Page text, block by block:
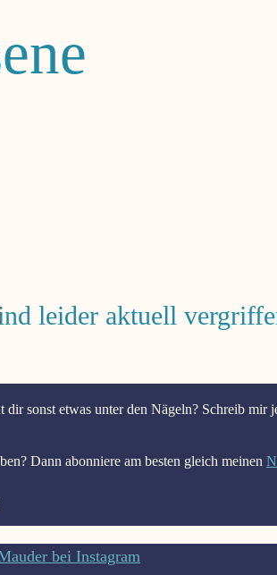
leider aktuell
sonst etwas unter den Nägeln? Schreib mir
Dann abonniere am besten gleich meinen
bei Instagram